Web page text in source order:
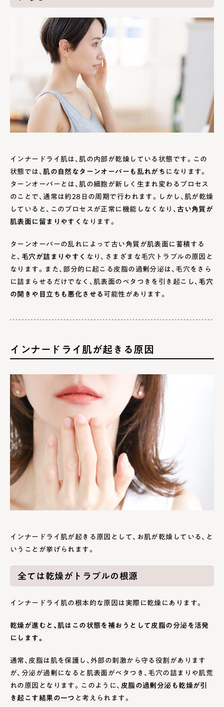
インナードライ肌は、肌の内部が乾燥している状態です。この
状態では、 肌の自然なターンオーバーも乱れがち になります。
ターンオーバーとは、肌の細胞が新しく生まれ変わるプロセス
のことで、通常は約28日の周期で行われます。しかし、肌が乾燥
していると、このプロセスが正常に機能しなくなり、古い角質が
肌表面に留まりやすく なります。
ターンオーバーの乱れによって古い角質が肌表面に蓄積する
と、 毛穴が詰まりやすく なり、さまざまな毛穴トラブルの原因と
なります。また、部分的に起こる皮脂の過剰分泌は、毛穴をさら
に詰まらせるだけでなく、肌表面のベタつきを引き起こし、毛穴
の開きや目立ちも悪化させる可能性があります。
インナードライ肌が起きる原因
インナードライ肌が起きる原因として、お肌が乾燥している、と
いうことが挙げられます。
全ては乾燥がトラブルの根源
インナードライ肌の根本的な原因は実際に乾燥にあります。
乾燥が進むと、肌はこの状態を補おうとして皮脂の分泌を活発
にします。
通常、皮脂は肌を保護し、外部の刺激から守る役割があります
が、分泌が過剰になると肌表面がベタつき、毛穴の詰まりや肌荒
れの原因となります。このように、 皮脂の過剰分泌も乾燥が引
き起こす結果の一つ と考えられます​​。